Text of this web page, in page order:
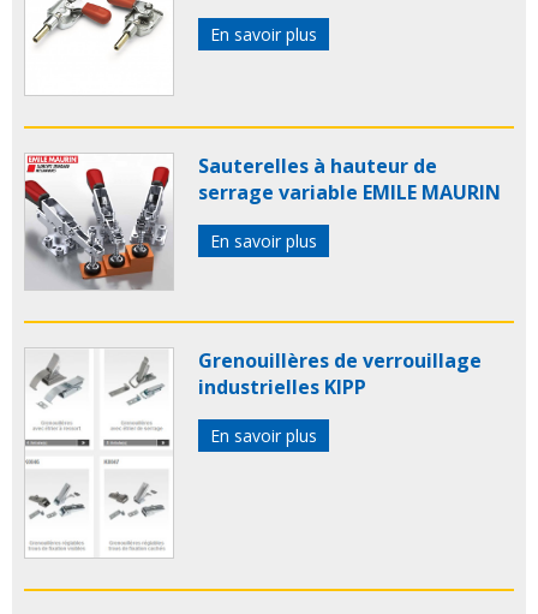
En savoir plus
Sauterelles à hauteur de
serrage variable EMILE MAURIN
En savoir plus
Grenouillères de verrouillage
industrielles KIPP
En savoir plus